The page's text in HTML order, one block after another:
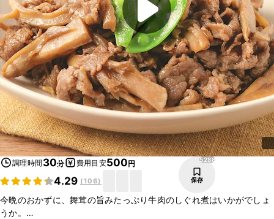
調理時間 30分 費用目安500円
4.29 (106)
5288
保存
今晩のおかずに、舞茸の旨みたっぷり牛肉のしぐれ煮はいかがでしょ
うか。